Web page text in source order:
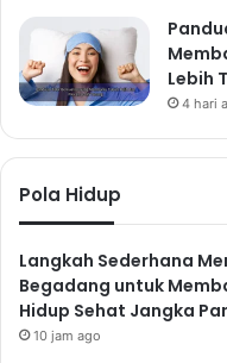
Lebih
4 hari
Pola Hidup
Langkah Sederhana
Begadang untuk
Hidup Sehat Jangka
10 jam ago